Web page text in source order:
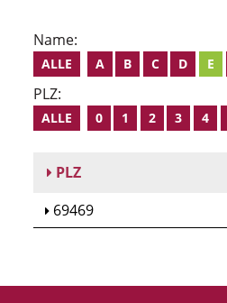
Name:
ALLE A B C D E
PLZ:
ALLE 0 1 2 3 4
PLZ
69469